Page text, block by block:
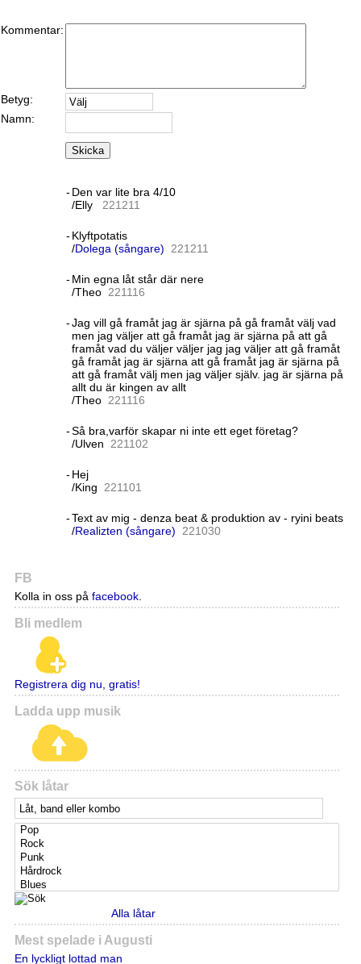
Kommentar:
Betyg:
Namn:
Skicka
- Den var lite bra 4/10
/Elly
221211
- Klyftpotatis
/Dolega (sångare) 221211
- Min egna låt står där nere
/Theo 221116
-Jag vill gå framåt jag är sjärna på gå framåt välj vad
men jag väljer att gå framåt jag är sjärna på att gå
framåt vad du väljer väljer jag jag väljer att gå framåt
gå framåt jag är sjärna att gå framåt jag är sjärna på
att gå framåt välj men jag väljer själv. jag är sjärna på
allt du är kingen av allt
/Theo 221116
-Så bra,varför skapar ni inte ett eget företag?
/Ulven 221102
- Hej
/King 221101
-Text av mig - denza beat & produktion av - ryini beats
/Realizten (sångare) 221030
FB
Kolla in oss på facebook.
Bli medlem
Registrera dig nu, gratis!
Ladda upp musik
Sök låtar
Alla låtar
Mest spelade i Augusti
En lyckligt lottad man